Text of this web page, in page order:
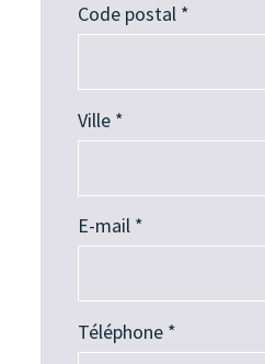
Code postal *
Ville *
E-mail *
Téléphone *